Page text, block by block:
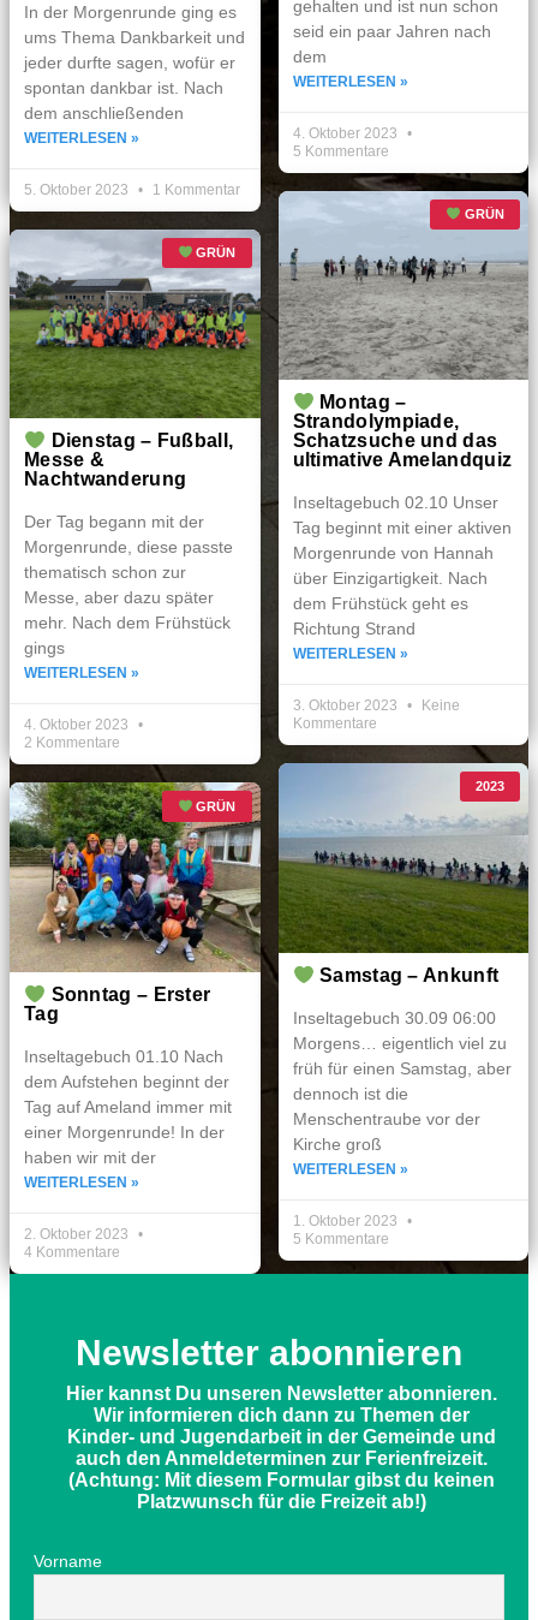
In der Morgenrunde ging es
ums Thema Dankbarkeit und
jeder durfte sagen, wofür er
spontan dankbar ist. Nach
dem anschließenden
WEITERLESEN »
5. Oktober 2023 1 Kommentar
gehalten und ist nun schon
seid ein paar Jahren nach
dem
WEITERLESEN »
4. Oktober 2023
5 Kommentare
GRÜN
Dienstag – Fußball,
Messe &
Nachtwanderung
Der Tag begann mit der
Morgenrunde, diese passte
thematisch schon zur
Messe, aber dazu später
mehr. Nach dem Frühstück
gings
WEITERLESEN »
4. Oktober 2023
2 Kommentare
GRÜN
Montag –
Strandolympiade,
Schatzsuche und das
ultimative Amelandquiz
Inseltagebuch 02.10 Unser
Tag beginnt mit einer aktiven
Morgenrunde von Hannah
über Einzigartigkeit. Nach
dem Frühstück geht es
Richtung Strand
WEITERLESEN »
3. Oktober 2023
Keine
Kommentare
GRÜN
Sonntag – Erster
Tag
Inseltagebuch 01.10 Nach
dem Aufstehen beginnt der
Tag auf Ameland immer mit
einer Morgenrunde! In der
haben wir mit der
WEITERLESEN »
2. Oktober 2023
4 Kommentare
2023
Samstag – Ankunft
Inseltagebuch 30.09 06:00
Morgens… eigentlich viel zu
früh für einen Samstag, aber
dennoch ist die
Menschentraube vor der
Kirche groß
WEITERLESEN »
1. Oktober 2023
5 Kommentare
Newsletter abonnieren
Hier kannst Du unseren Newsletter abonnieren.
Wir informieren dich dann zu Themen der
Kinder- und Jugendarbeit in der Gemeinde und
auch den Anmeldeterminen zur Ferienfreizeit.
(Achtung: Mit diesem Formular gibst du keinen
Platzwunsch für die Freizeit ab!)
Vorname